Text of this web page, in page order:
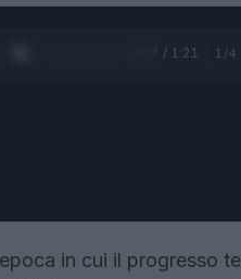
0:28 / 1:21 1 /4
in cui il progresso